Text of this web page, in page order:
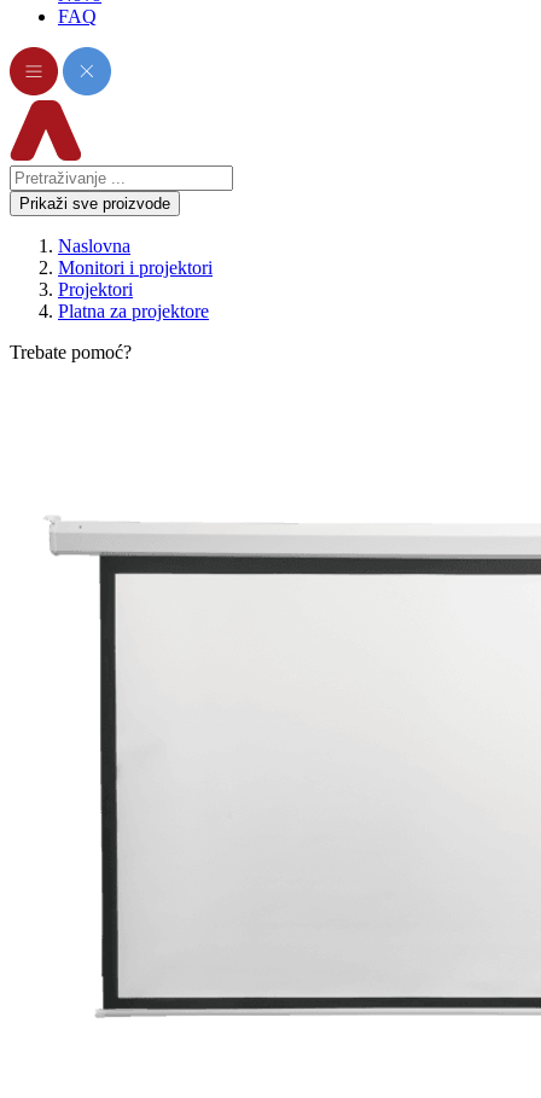
FAQ
Prikaži sve proizvode
Naslovna
Monitori i projektori
Projektori
Platna za projektore
Trebate pomoć?